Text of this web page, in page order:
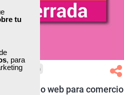
tu
, para
Cursos Femxa
Desarrollo web para comercio